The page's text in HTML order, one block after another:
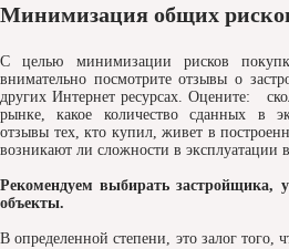
Минимизация общих
С целью минимизации рисков
внимательно посмотрите отзывы о
других Интернет ресурсах. Оцените:
рынке, какое количество сданных в
отзывы тех, кто купил, живет в
возникают ли сложности в эксплуатации
Рекомендуем выбирать застройщика,
объекты.
В определенной степени, это залог